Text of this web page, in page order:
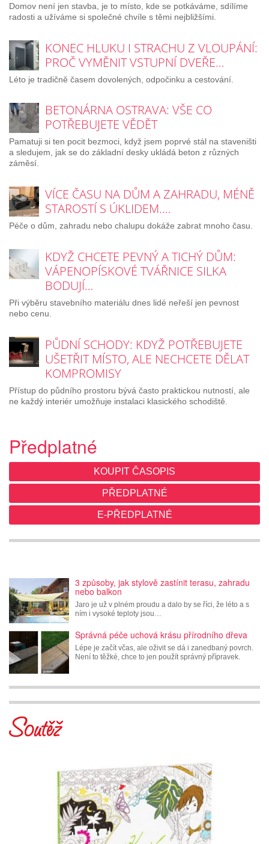
Domov není jen stavba, je to místo, kde se potkáváme, sdílíme
radosti a užíváme si společné chvíle s těmi nejbližšími.
KONEC HLUKU I STRACHU Z VLOUPÁNÍ:
PROČ VYMĚNIT VSTUPNÍ DVEŘE…
Léto je tradičně časem dovolených, odpočinku a cestování.
BETONÁRNA OSTRAVA: VŠE CO
POTŘEBUJETE VĚDĚT
Pamatuji si ten pocit bezmoci, když jsem poprvé stál na staveništi
a sledujem, jak se do základní desky ukládá beton z různých
záměsí.
VÍCE ČASU NA DŮM A ZAHRADU, MÉNĚ
STAROSTÍ S ÚKLIDEM.…
Péče o dům, zahradu nebo chalupu dokáže zabrat mnoho času.
KDYŽ CHCETE PEVNÝ A TICHÝ DŮM:
VÁPENOPÍSKOVÉ TVÁŘNICE SILKA
BODUJÍ…
Při výběru stavebního materiálu dnes lidé neřeší jen pevnost
nebo cenu.
PŮDNÍ SCHODY: KDYŽ POTŘEBUJETE
UŠETŘIT MÍSTO, ALE NECHCETE DĚLAT
KOMPROMISY
Přístup do půdního prostoru bývá často praktickou nutností, ale
ne každý interiér umožňuje instalaci klasického schodiště.
Předplatné
KOUPIT ČASOPIS
PŘEDPLATNÉ
E-PŘEDPLATNÉ
3 způsoby, jak stylově zastínit terasu, zahradu
nebo balkon
Jaro je už v plném proudu a dalo by se říci, že léto a s
ním i vysoké teploty jsou…
Správná péče uchová krásu přírodního dřeva
Lépe je začít včas, ale oživit se dá i zanedbaný povrch.
Není to těžké, chce to jen použít správný přípravek.